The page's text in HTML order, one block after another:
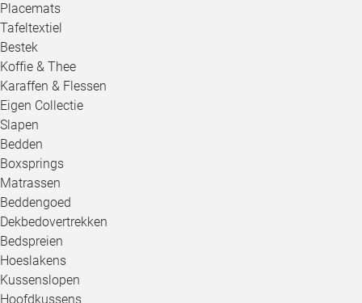
Placemats
Tafeltextiel
Bestek
Koffie & Thee
Karaffen & Flessen
Eigen Collectie
Slapen
Bedden
Boxsprings
Matrassen
Beddengoed
Dekbedovertrekken
Bedspreien
Hoeslakens
Kussenslopen
Hoofdkussens